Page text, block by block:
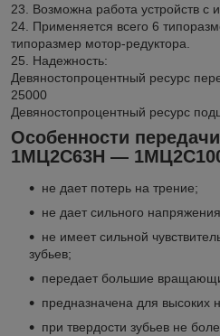
23. Возможна работа устройств с
24. Применяется всего 6
типоразмер мотор-редуктора.
25. Надежность:
Девяностопроцентный ресурс
25000
Девяностопроцентный ресурс
Особенности
1МЦ2С63Н —
не дает потерь на трение;
не дает сильного
не имеет сильной
зубьев;
передает большие
предназначена для высоких
при твердости зубьев не